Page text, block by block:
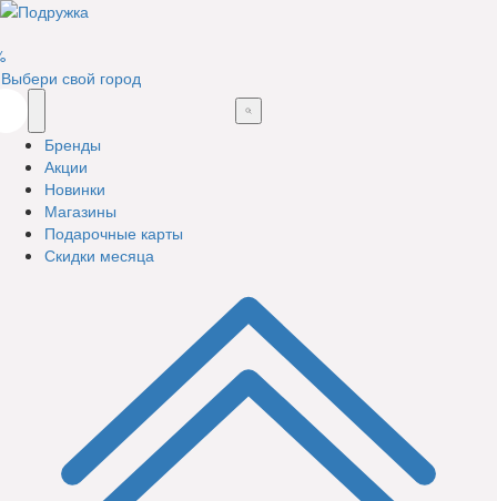
Выбери свой город
Бренды
Акции
Новинки
Магазины
Подарочные карты
Скидки месяца